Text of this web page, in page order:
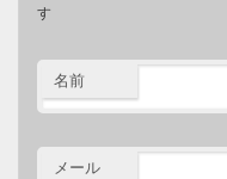
す
名前
メール